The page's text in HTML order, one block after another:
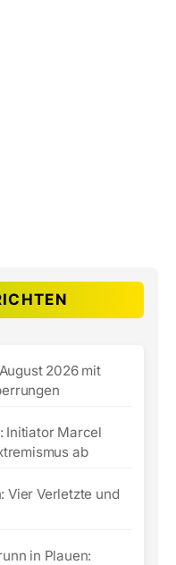
2026 mit
Initiator Marcel
ab
Vier Verletzte und
in Plauen: